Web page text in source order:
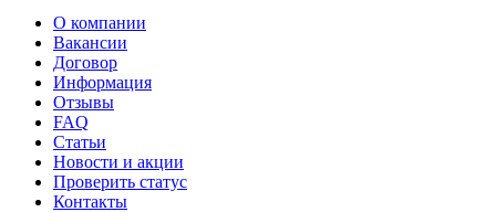
О компании
Вакансии
Договор
Информация
Отзывы
FAQ
Статьи
Новости и акции
Проверить статус
Контакты